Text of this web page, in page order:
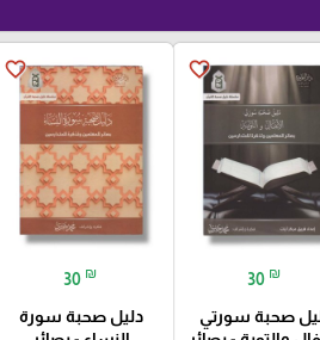
favorite_border
30 ₪
صحبة سورتي
favorite_border
30 ₪
دليل صحبة سورة